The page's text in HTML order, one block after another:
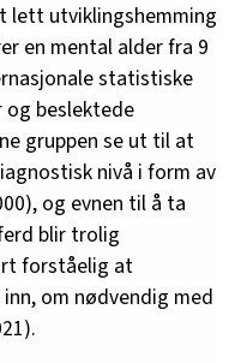
lett utviklingshemming
en mental alder fra 9
statistiske
og beslektede
gruppen se ut til at
nivå i form av
og evnen til å ta
blir trolig
forståelig at
om nødvendig med